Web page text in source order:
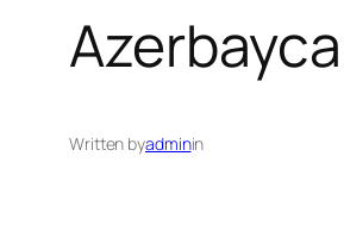
Written byadminin